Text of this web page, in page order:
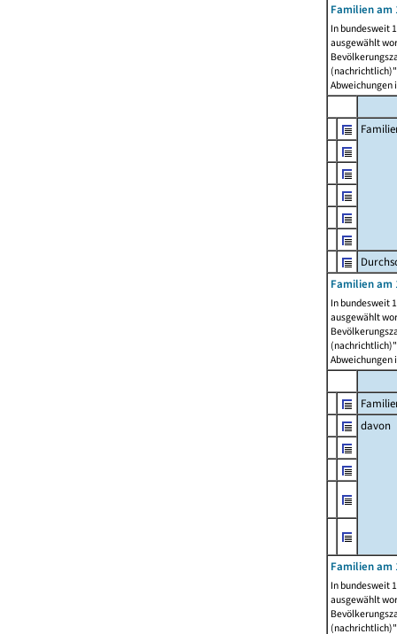
Familien am
In bundesweit
ausgewählt
Abweichungen
Familien am
In bundesweit
ausgewählt
Abweichungen
davon
Familien am
In bundesweit
ausgewählt